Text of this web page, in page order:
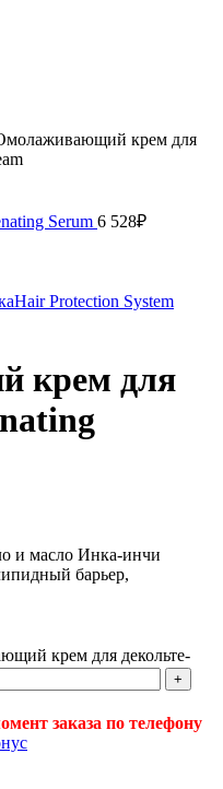
крем для
Serum 6 528₽
Protection System
крем для
и масло Инка-инчи
барьер,
крем для декольте-
заказа по телефону